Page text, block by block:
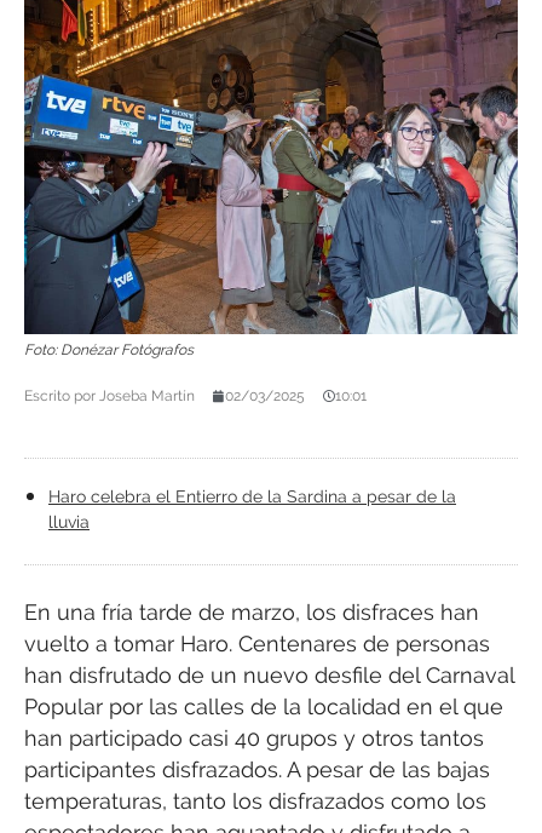
Foto: Donézar Fotógrafos
Escrito por Joseba Martín 02/03/2025 10:01
Haro celebra el Entierro de la Sardina a pesar de la
lluvia
En una fría tarde de marzo, los disfraces han
vuelto a tomar Haro. Centenares de personas
han disfrutado de un nuevo desfile del Carnaval
Popular por las calles de la localidad en el que
han participado casi 40 grupos y otros tantos
participantes disfrazados. A pesar de las bajas
temperaturas, tanto los disfrazados como los